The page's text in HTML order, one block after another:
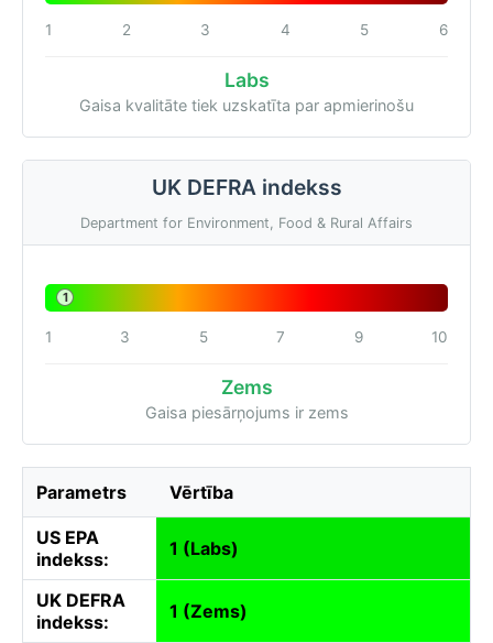
1 2 3 4 5 6
Labs
Gaisa kvalitāte tiek uzskatīta par apmierinošu
UK DEFRA indekss
Department for Environment, Food & Rural Affairs
1
1 3 5 7 9 10
Zems
Gaisa piesārņojums ir zems
Parametrs Vērtība
US EPA
indekss:
1 (Labs)
UK DEFRA
indekss:
1 (Zems)